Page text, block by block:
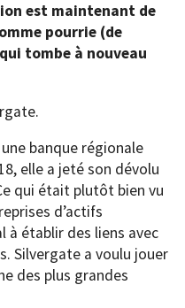
est maintenant de
pourrie (de
tombe à nouveau
banque régionale
elle a jeté son dévolu
qui était plutôt bien vu
d’actifs
à établir des liens avec
Silvergate a voulu jouer
des plus grandes